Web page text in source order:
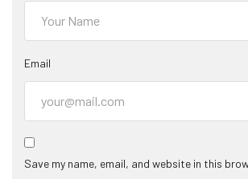
Email
Save my name, email, and website in this